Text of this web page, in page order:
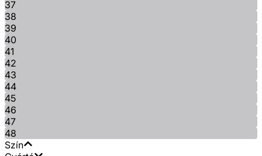
37
38
39
40
41
42
43
44
45
46
47
48
Szín